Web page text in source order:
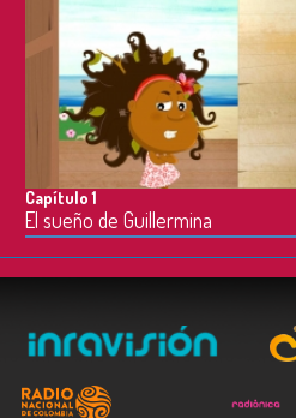
Capítulo 1
El sueño de Guillermina